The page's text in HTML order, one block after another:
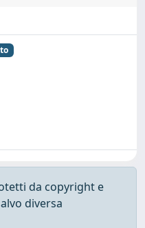
da copyright e
diversa